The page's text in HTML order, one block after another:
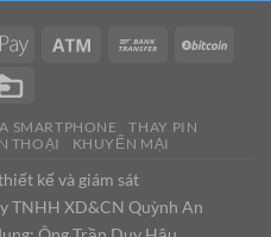
SMARTPHONE
THAY PIN
THOẠI
KHUYẾN MẠI
kế và giám sát
TNHH XD&CN Quỳnh An